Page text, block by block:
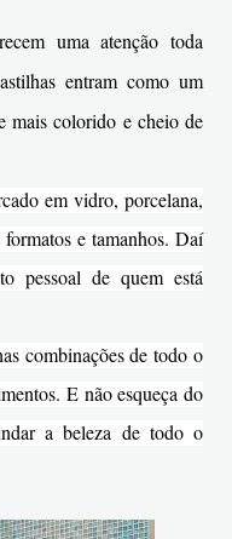
uma atenção toda
entram como um
mais colorido e cheio de
em vidro, porcelana,
e tamanhos. Daí
pessoal de quem está
combinações de todo o
E não esqueça do
a beleza de todo o